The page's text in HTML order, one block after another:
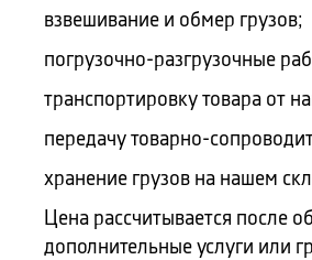
взвешивание и обмер грузов;
погрузочно-разгрузочные
транспортировку товара от
передачу товарно-
хранение грузов на нашем
Цена рассчитывается после
дополнительные услуги или